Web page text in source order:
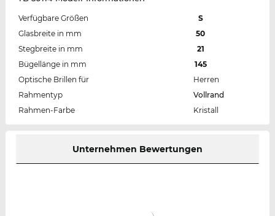
Verfügbare Größen
S
Glasbreite in mm
50
Stegbreite in mm
21
Bügellänge in mm
145
Optische Brillen für
Herren
Rahmentyp
Vollrand
Rahmen-Farbe
Kristall
Unternehmen Bewertungen